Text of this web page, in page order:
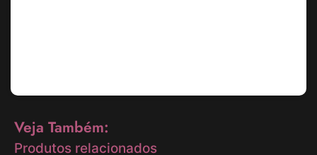
Veja Também:
Produtos relacionados